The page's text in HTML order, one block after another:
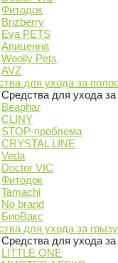
Фитодок
Brizberry
Eva PETS
Апиценна
Woolly Pets
AVZ
для ухода за
Средства для ухода
Beaphar
CLINY
STOP-проблема
CRYSTAL LINE
Veda
Doctor VIC
Фитодок
Tamachi
No brand
БиоВакс
для ухода за
Средства для ухода
LITTLE ONE